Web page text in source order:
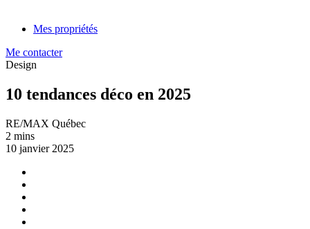
Mes propriétés
Me contacter
Design
10 tendances déco en 2025
RE/MAX Québec
2 mins
10 janvier 2025